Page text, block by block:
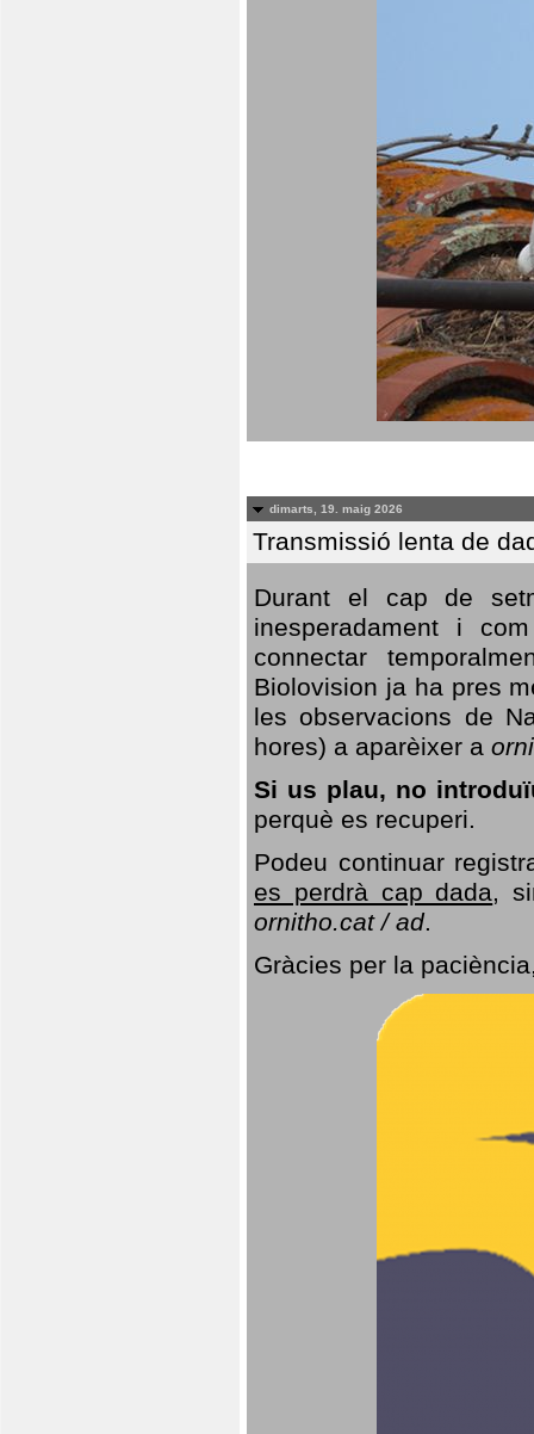
dimarts, 19. maig 2026
Transmissió lenta de
Durant el cap de
inesperadament i
connectar
Biolovision ja ha pres
les observacions de
hores) a aparèixer a
Si us plau, no
perquè es recuperi.
Podeu continuar
es perdrà cap dada,
ornitho.cat / ad.
Gràcies per la